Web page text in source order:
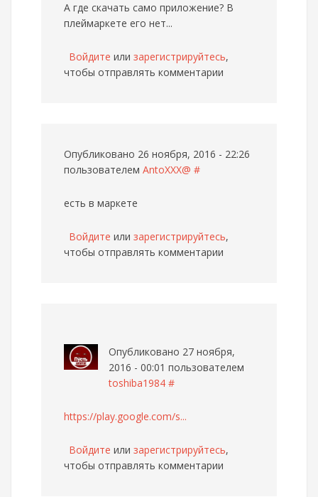
А где скачать само приложение? В
плеймаркете его нет...
Войдите или зарегистрируйтесь,
чтобы отправлять комментарии
Опубликовано 26 ноября, 2016 - 22:26
пользователем AntoXXX@ #
есть в маркете
Войдите или зарегистрируйтесь,
чтобы отправлять комментарии
Опубликовано 27 ноября,
2016 - 00:01 пользователем
toshiba1984 #
https://play.google.com/s...
Войдите или зарегистрируйтесь,
чтобы отправлять комментарии